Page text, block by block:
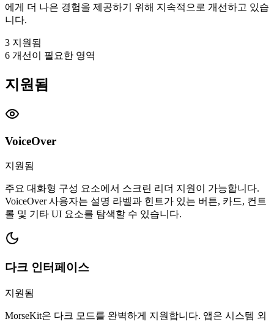
에게 더 나은 경험을 제공하기 위해 지속적으로 개선하고 있습
니다.
3 지원됨
6 개선이 필요한 영역
지원됨
VoiceOver
지원됨
주요 대화형 구성 요소에서 스크린 리더 지원이 가능합니다.
VoiceOver 사용자는 설명 라벨과 힌트가 있는 버튼, 카드, 컨트
롤 및 기타 UI 요소를 탐색할 수 있습니다.
다크 인터페이스
지원됨
MorseKit은 다크 모드를 완벽하게 지원합니다. 앱은 시스템 외